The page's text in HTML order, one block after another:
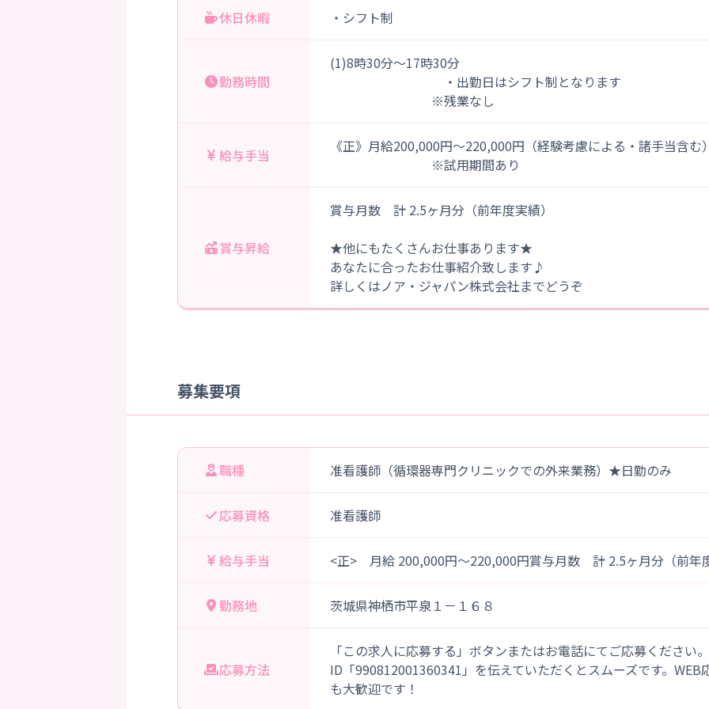
休日休暇 ・シフト制
勤務時間
(1)8時30分～17時30分
・出勤日はシフト制となります
※残業なし
給与手当
《正》月給200,000円～220,000円（経験考慮による・諸手当含む
※試用期間あり
賞与昇給
賞与月数 計 2.5ヶ月分（前年度実績）
★他にもたくさんお仕事あります★
あなたに合ったお仕事紹介致します♪
詳しくはノア・ジャパン株式会社までどうぞ
募集要項
職種 准看護師（循環器専門クリニックでの外来業務）★日勤のみ
応募資格 准看護師
給与手当 <正> 月給 200,000円～220,000円賞与月数 計 2.5ヶ月分（前年
勤務地 茨城県神栖市平泉１－１６８
応募方法
「この求人に応募する」ボタンまたはお電話にてご応募ください
ID「990812001360341」を伝えていただくとスムーズです。WEB
も大歓迎です！